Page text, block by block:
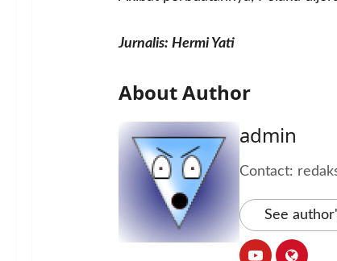
Jurnalis: Hermi Yati
About Author
admin
Contact:
See